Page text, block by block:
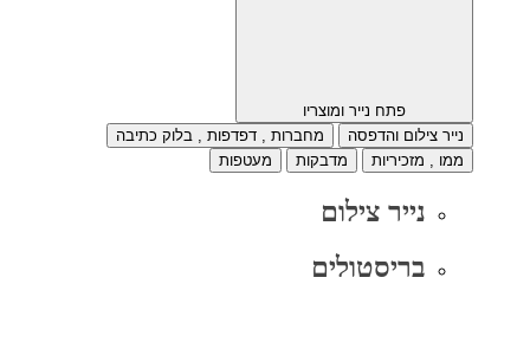
פתח נייר ומוצריו
נייר צילום והדפסה
מחברות , דפדפות , בלוק כתיבה
ממו , מזכיריות
מדבקות מעטפות
נייר צילום
בריסטולים